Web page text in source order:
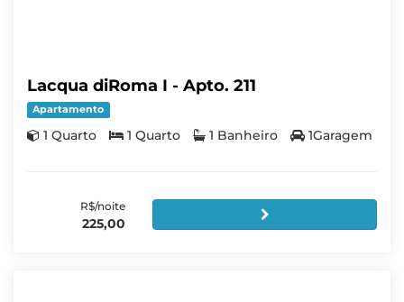
Lacqua diRoma I - Apto. 211
Apartamento
1 Quarto 1 Quarto 1 Banheiro 1Garagem
R$/noite
225,00